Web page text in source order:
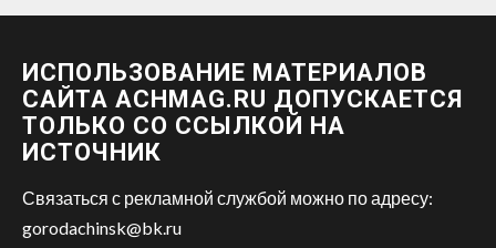
ИСПОЛЬЗОВАНИЕ МАТЕРИАЛОВ
САЙТА ACHMAG.RU ДОПУСКАЕТСЯ
ТОЛЬКО СО ССЫЛКОЙ НА
ИСТОЧНИК
Связаться с рекламной службой можно по адресу:
gorodachinsk@bk.ru